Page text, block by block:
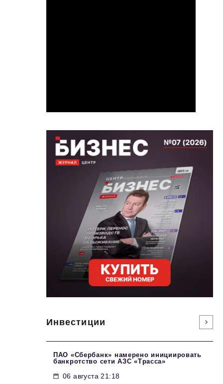
Инвестиции
ПАО «Сбербанк» намерено инициировать
банкротство сети АЗС «Трасса»
06 августа 21:18